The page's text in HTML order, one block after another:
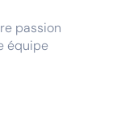
passion
équipe